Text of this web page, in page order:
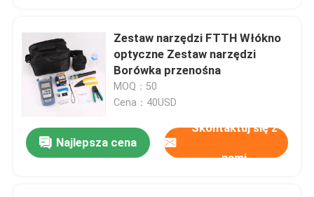
Zestaw narzędzi FTTH Włókno
optyczne Zestaw narzędzi
Borówka przenośna
MOQ：50
Cena：40USD
Najlepsza cena
Skontaktuj się z
nami